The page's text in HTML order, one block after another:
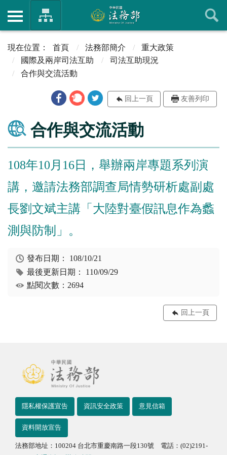
首頁 法務部簡介
重大政策
國際及兩岸司法互助
司法互助現況
合作與交流活動
回上一頁 友善列印
合作與交流活動
108年10月16日，舉辦兩岸專題系列演
講，邀請法務部調查局情勢研析處副處
長劉文斌主講「大陸對臺假訊息作為蠡
測與防制」。
發布日期： 108/10/21
最後更新日期： 110/09/29
點閱次數：2694
回上一頁
隱私權保護宣告 資訊安全政策 意見信箱
資料開放宣告
法務部地址：100204 台北市重慶南路一段130號 電話：(02)2191-